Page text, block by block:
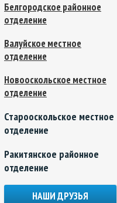
Белгородское районное
отделение
Валуйское местное
отделение
Новооскольское местное
отделение
Старооскольское местное
отделение
Ракитянское районное
отделение
НАШИ ДРУЗЬЯ